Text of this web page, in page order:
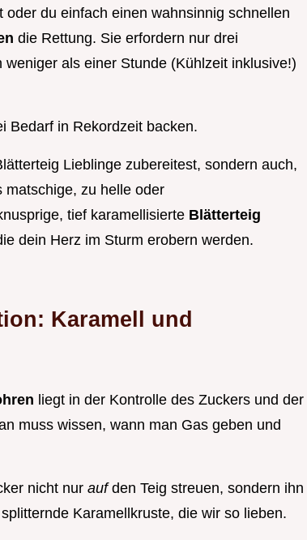
du einfach einen wahnsinnig schnellen
die Rettung. Sie erfordern nur drei
als einer Stunde (Kühlzeit inklusive!)
Bedarf in Rekordzeit backen.
Lieblinge zubereitest, sondern auch,
matschige, zu helle oder
tief karamellisierte Blätterteig
dein Herz im Sturm erobern werden.
Karamell und
liegt in der Kontrolle des Zuckers und der
muss wissen, wann man Gas geben und
nicht nur aufden Teig streuen, sondern ihn
Karamellkruste, die wir so lieben.